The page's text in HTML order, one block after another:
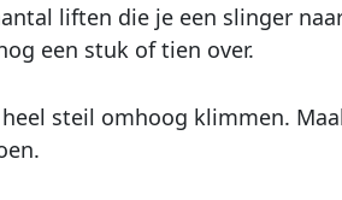
liften die je een slinger
een stuk of tien over.
steil omhoog klimmen.